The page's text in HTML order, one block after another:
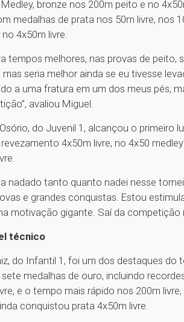
bronze nos 200m peito e no
medalhas de prata nos 50m livre, nos
4x50m livre.
tempos melhores, nas provas de
mas seria melhor ainda se eu tivesse
a uma fratura em um dos meus pés,
avaliou Miguel.
do Juvenil 1, alcançou o primeiro
4x50m livre, no 4x50
nadado tanto quanto nadei nesse
e grandes conquistas. Estou
motivação gigante. Saí da competição
técnico
do Infantil 1, foi um dos destaques
medalhas de ouro, incluindo
e o tempo mais rápido nos 200m
conquistou prata 4x50m livre.